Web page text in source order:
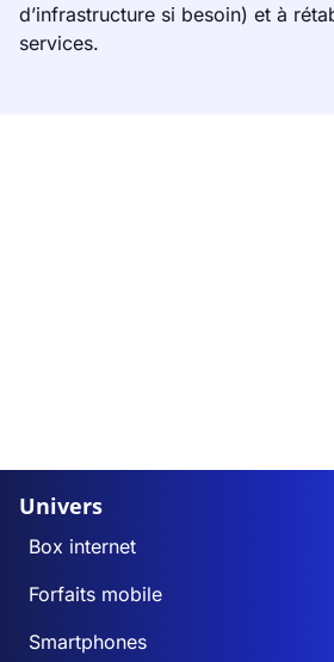
d’infrastructure si besoin) et à
services.
Univers
Box internet
Forfaits mobile
Smartphones